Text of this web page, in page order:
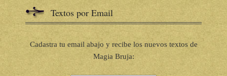
Textos por Email
Cadastra tu email abajo y recibe los nuevos textos de
Magia Bruja: